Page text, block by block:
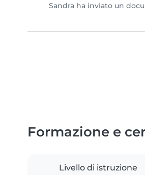
Sandra ha inviato un
Formazione e
Livello di istruzione